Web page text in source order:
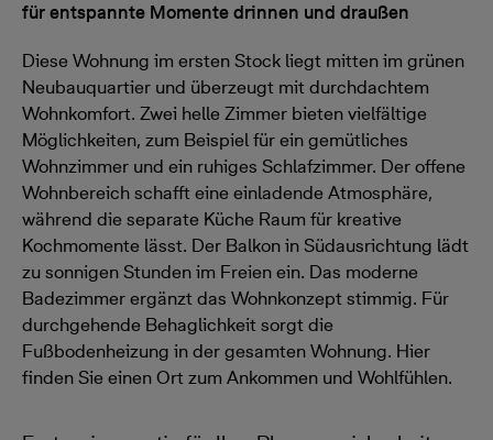
für entspannte Momente drinnen und draußen
Diese Wohnung im ersten Stock liegt mitten im grünen
Neubauquartier und überzeugt mit durchdachtem
Wohnkomfort. Zwei helle Zimmer bieten vielfältige
Möglichkeiten, zum Beispiel für ein gemütliches
Wohnzimmer und ein ruhiges Schlafzimmer. Der offene
Wohnbereich schafft eine einladende Atmosphäre,
während die separate Küche Raum für kreative
Kochmomente lässt. Der Balkon in Südausrichtung lädt
zu sonnigen Stunden im Freien ein. Das moderne
Badezimmer ergänzt das Wohnkonzept stimmig. Für
durchgehende Behaglichkeit sorgt die
Fußbodenheizung in der gesamten Wohnung. Hier
finden Sie einen Ort zum Ankommen und Wohlfühlen.